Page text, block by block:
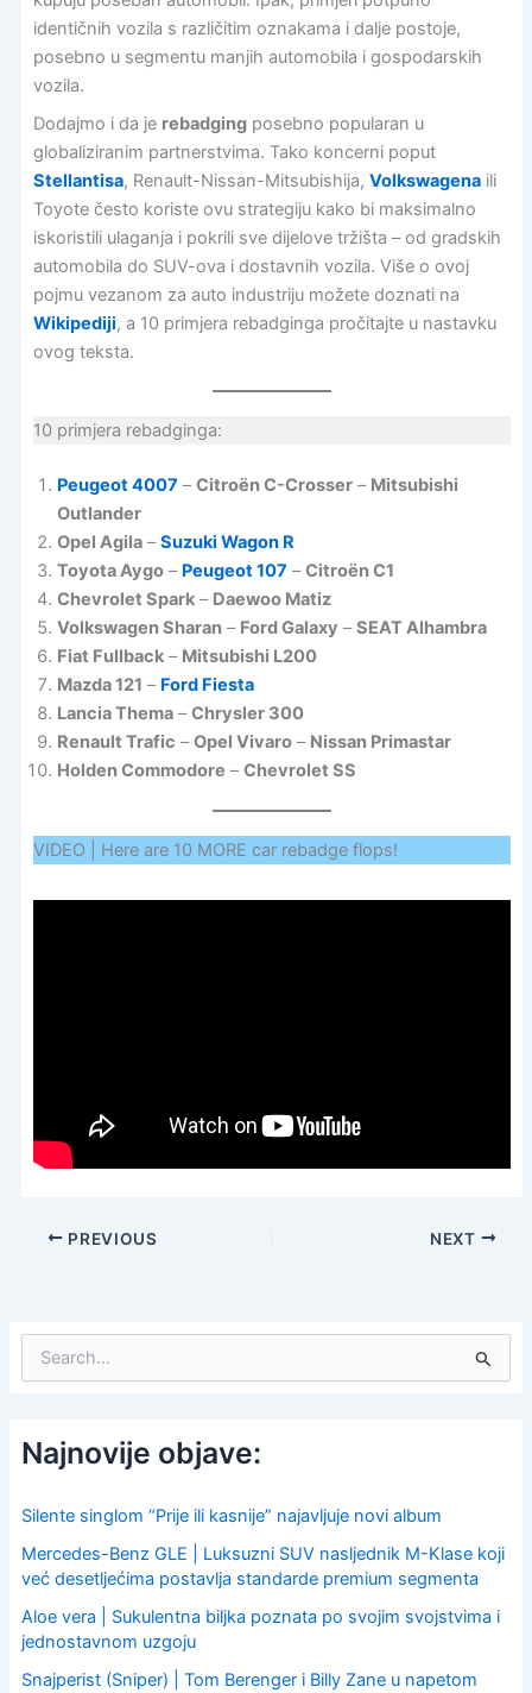
identičnih vozila s različitim oznakama i dalje postoje,
posebno u segmentu manjih automobila i gospodarskih
vozila.
Dodajmo i da je rebadgingposebno popularan u
globaliziranim partnerstvima. Tako koncerni poput
Stellantisa, Renault-Nissan-Mitsubishija, Volkswagenaili
Toyote često koriste ovu strategiju kako bi maksimalno
iskoristili ulaganja i pokrili sve dijelove tržišta – od gradskih
automobila do SUV-ova i dostavnih vozila. Više o ovoj
pojmu vezanom za auto industriju možete doznati na
Wikipediji, a 10 primjera rebadginga pročitajte u nastavku
ovog teksta.
10 primjera rebadginga:
Peugeot 4007 –Citroën C-Crosser– Mitsubishi
Outlander
Opel Agila–Suzuki Wagon R
Toyota Aygo– Peugeot 107 –Citroën C1
Chevrolet Spark– Daewoo Matiz
Volkswagen Sharan– Ford Galaxy –SEAT Alhambra
Fiat Fullback– Mitsubishi L200
Mazda 121 – Ford Fiesta
Lancia Thema–Chrysler 300
Renault Trafic –Opel Vivaro– Nissan Primastar
Holden Commodore –Chevrolet SS
VIDEO | Here are 10 MORE car rebadge flops!
PREVIOUS NEXT
c
h
o
:
Najnovije objave:
Silente singlom “Prije ili kasnije” najavljuje novi album
Mercedes-Benz GLE | Luksuzni SUV nasljednik M-Klase koji
već desetljećima postavlja standarde premium segmenta
Aloe vera | Sukulentna biljka poznata po svojim svojstvima i
jednostavnom uzgoju
Snajperist (Sniper) | Tom Berenger i Billy Zane u napetom